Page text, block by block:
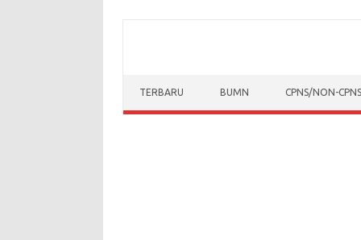
TERBARU BUMN CPNS/NON-CPNS